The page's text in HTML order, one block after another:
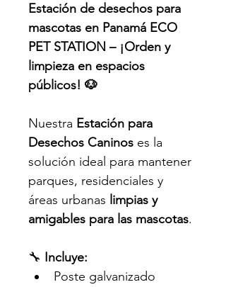
Estación de desechos para
mascotas en Panamá ECO
PET STATION – ¡Orden y
limpieza en espacios
públicos! 🐶
Nuestra Estación para
Desechos Caninos es la
solución ideal para mantener
parques, residenciales y
áreas urbanas limpias y
amigables para las mascotas.
🔧 Incluye:
Poste galvanizado